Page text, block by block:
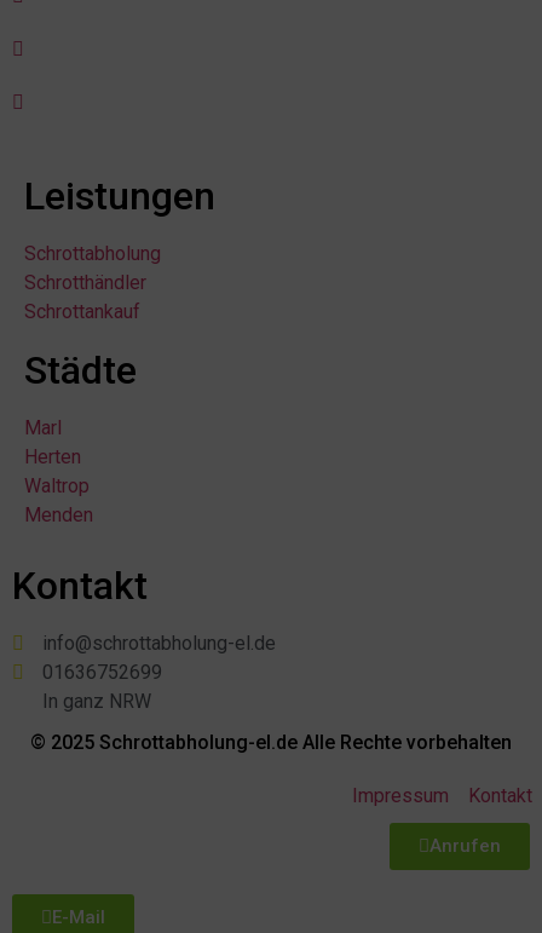
Leistungen
Schrottabholung
Schrotthändler
Schrottankauf
Städte
Marl
Herten
Waltrop
Menden
Kontakt
info@schrottabholung-el.de
01636752699
In ganz NRW
© 2025 Schrottabholung-el.de Alle Rechte vorbehalten
Impressum Kontakt
Anrufen
E-Mail